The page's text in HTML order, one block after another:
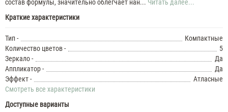
состав формулы, значительно облегчает нан... Читать далее...
Краткие характеристики
Тип -
Компактные
Количество цветов -
5
Зеркало -
Да
Аппликатор -
Да
Эффект -
Атласные
Смотреть все характеристики
Доступные варианты